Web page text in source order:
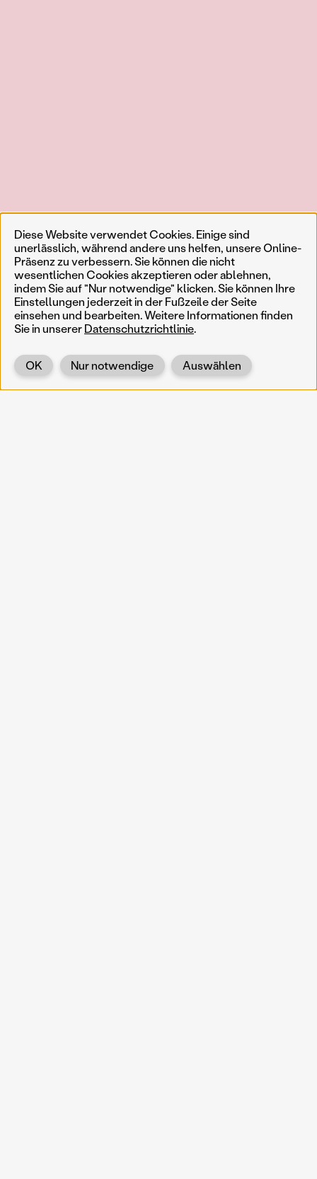
Diese Website verwendet Cookies. Einige sind
unerlässlich, während andere uns helfen, unsere Online-
Präsenz zu verbessern. Sie können die nicht
wesentlichen Cookies akzeptieren oder ablehnen,
indem Sie auf "Nur notwendige" klicken. Sie können Ihre
Einstellungen jederzeit in der Fußzeile der Seite
einsehen und bearbeiten. Weitere Informationen finden
Sie in unsererDatenschutzrichtlinie.
Auswählen
Nur notwendige
OK